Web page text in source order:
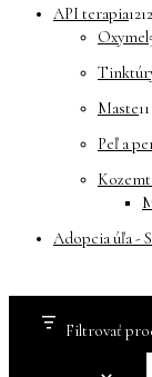
API terapia12
Oxymel
Maste1
Peľ a
Adopcia úľa -
Filtrovať